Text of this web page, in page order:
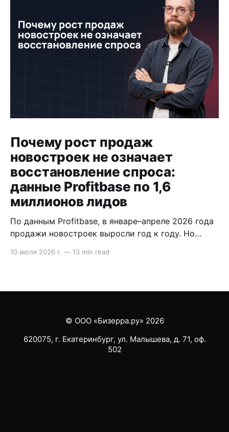
Почему рост продаж
новостроек не означает
восстановление спроса:
данные Profitbase по 1,6
миллионов лидов
По данным Profitbase, в январе–апреле 2026 года
продажи новостроек выросли год к году. Но
меньше, сделка стала длиннее, а главный риск
девелопера. Содержание * Методология кратко:
10 июля 2026 г. — 13 min read
© ООО «Бизерра.ру» 2026
620075, г. Екатеринбург, ул. Малышева, д. 71, оф.
502